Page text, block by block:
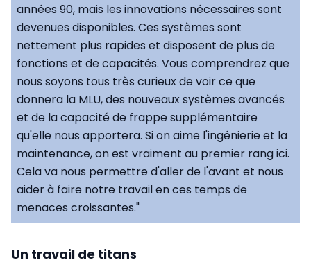
années 90, mais les innovations nécessaires sont
devenues disponibles. Ces systèmes sont
nettement plus rapides et disposent de plus de
fonctions et de capacités. Vous comprendrez que
nous soyons tous très curieux de voir ce que
donnera la MLU, des nouveaux systèmes avancés
et de la capacité de frappe supplémentaire
qu'elle nous apportera. Si on aime l'ingénierie et la
maintenance, on est vraiment au premier rang ici.
Cela va nous permettre d'aller de l'avant et nous
aider à faire notre travail en ces temps de
menaces croissantes."
Un travail de titans